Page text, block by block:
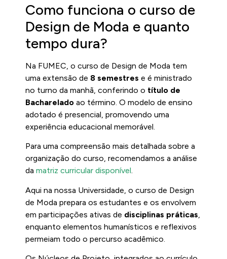
Como funciona o curso de
Design de Moda e quanto
tempo dura?
Na FUMEC, o curso de Design de Moda tem
uma extensão de 8 semestres e é ministrado
no turno da manhã, conferindo o título de
Bacharelado ao término. O modelo de ensino
adotado é presencial, promovendo uma
experiência educacional memorável.
Para uma compreensão mais detalhada sobre a
organização do curso, recomendamos a análise
da matriz curricular disponível.
Aqui na nossa Universidade, o curso de Design
de Moda prepara os estudantes e os envolvem
em participações ativas de disciplinas práticas
enquanto elementos humanísticos e reflexivos
permeiam todo o percurso acadêmico.